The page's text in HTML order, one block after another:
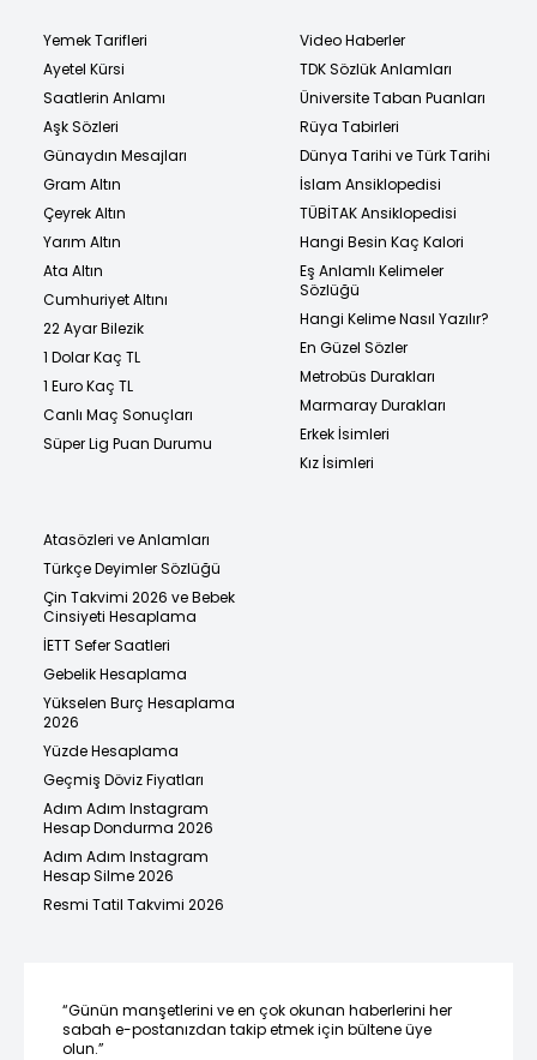
Yemek Tarifleri
Ayetel Kürsi
Saatlerin Anlamı
Aşk Sözleri
Günaydın Mesajları
Gram Altın
Çeyrek Altın
Yarım Altın
Ata Altın
Cumhuriyet Altını
22 Ayar Bilezik
1 Dolar Kaç TL
1 Euro Kaç TL
Canlı Maç Sonuçları
Süper Lig Puan Durumu
Video Haberler
TDK Sözlük Anlamları
Üniversite Taban Puanları
Rüya Tabirleri
Dünya Tarihi ve Türk Tarihi
İslam Ansiklopedisi
TÜBİTAK Ansiklopedisi
Hangi Besin Kaç Kalori
Eş Anlamlı Kelimeler
Sözlüğü
Hangi Kelime Nasıl Yazılır?
En Güzel Sözler
Metrobüs Durakları
Marmaray Durakları
Erkek İsimleri
Kız İsimleri
Atasözleri ve Anlamları
Türkçe Deyimler Sözlüğü
Çin Takvimi 2026 ve Bebek
Cinsiyeti Hesaplama
İETT Sefer Saatleri
Gebelik Hesaplama
Yükselen Burç Hesaplama
2026
Yüzde Hesaplama
Geçmiş Döviz Fiyatları
Adım Adım Instagram
Hesap Dondurma 2026
Adım Adım Instagram
Hesap Silme 2026
Resmi Tatil Takvimi 2026
“Günün manşetlerini ve en çok okunan haberlerini her
sabah e-postanızdan takip etmek için bültene üye
olun.”